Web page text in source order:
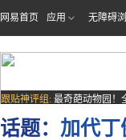
网易首页 应用 无障碍
跟贴神评组: 最奇葩动物园！
场子
话题： 加代丁